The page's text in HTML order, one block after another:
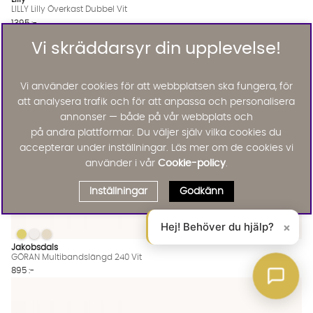
LILLY Lilly Överkast Dubbel Vit
1395 :-
GÖRAN Multibandslängd 240 Vit Finns även i dessa färger:
GÖRAN Multibandslängd 240 Vit
GÖRAN Multibandslängd 240 Vit
GÖRAN Multibandslängd 240 Vit
Jakobsdals
GÖRAN Multibandslängd 240 Vit
895 :-
Lägg till
Vi skräddarsyr din upplevelse!
Vi använder cookies för att webbplatsen ska fungera, för
att analysera trafik och för att anpassa och personalisera
annonser — både på vår webbplats och
på andra plattformar. Du väljer själv vilka cookies du
accepterar under inställningar. Läs mer om de cookies vi
använder i vår Cookie-policy.
Inställningar Godkänn
Hej! Behöver du hjälp? ×